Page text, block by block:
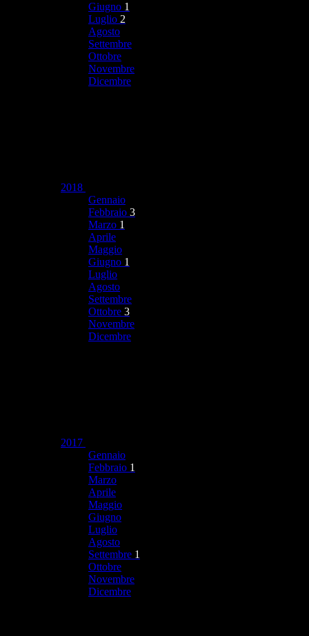
Giugno 1
Luglio 2
Agosto
Settembre
Ottobre
Novembre
Dicembre
2018
Gennaio
Febbraio 3
Marzo 1
Aprile
Maggio
Giugno 1
Luglio
Agosto
Settembre
Ottobre 3
Novembre
Dicembre
2017
Gennaio
Febbraio 1
Marzo
Aprile
Maggio
Giugno
Luglio
Agosto
Settembre 1
Ottobre
Novembre
Dicembre